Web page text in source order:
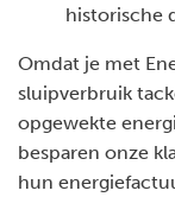
historische
Omdat je met
sluipverbruik
opgewekte
besparen onze
hun